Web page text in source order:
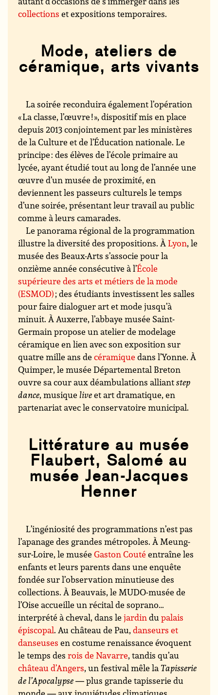
collections et expositions temporaires.
Mode, ateliers de
céramique, arts vivants
La soirée reconduira également l’opération
« La classe, l’œuvre ! », dispositif mis en place
depuis 2013 conjointement par les ministères
de la Culture et de l’Éducation nationale. Le
principe : des élèves de l’école primaire au
lycée, ayant étudié tout au long de l’année une
œuvre d’un musée de proximité, en
deviennent les passeurs culturels le temps
d’une soirée, présentant leur travail au public
comme à leurs camarades.
Le panorama régional de la programmation
illustre la diversité des propositions. ÀLyon, le
musée des Beaux-Arts s’associe pour la
onzième année consécutive à l’École
supérieure des arts et métiers de la mode
(ESMOD); des étudiants investissent les salles
pour faire dialoguer art et mode jusqu’à
minuit. À Auxerre, l’abbaye musée Saint-
Germain propose un atelier de modelage
céramique en lien avec son exposition sur
quatre mille ans decéramique dans l’Yonne. À
Quimper, le musée Départemental Breton
ouvre sa cour aux déambulations alliantstep
dance, musiqueliveet art dramatique, en
partenariat avec le conservatoire municipal.
Littérature au musée
Flaubert, Salomé au
musée Jean-Jacques
Henner
L’ingéniosité des programmations n’est pas
l’apanage des grandes métropoles. À Meung-
sur-Loire, le muséeGaston Couté entraîne les
enfants et leurs parents dans une enquête
fondée sur l’observation minutieuse des
collections. À Beauvais, le MUDO-musée de
l’Oise accueille un récital de soprano…
interprété à cheval, dans lejardindupalais
épiscopal. Au château de Pau,danseurs et
danseuses en costume renaissance évoquent
le temps desrois de Navarre, tandis qu’au
château d’Angers, un festival mêle la Tapisserie
de l’Apocalypse— plus grande tapisserie du